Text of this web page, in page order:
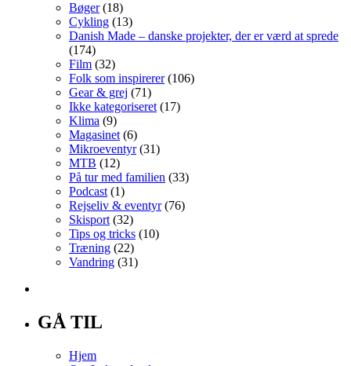
Bøger(18)
Cykling (13)
Danish Made – danske projekter, der er værd at sprede
(174)
Film (32)
Folk som inspirerer(106)
Gear & grej (71)
Ikke kategoriseret (17)
Klima (9)
Magasinet (6)
Mikroeventyr(31)
MTB (12)
På tur med familien (33)
Podcast (1)
Rejseliv & eventyr(76)
Skisport (32)
Tips og tricks (10)
Træning (22)
Vandring (31)
GÅ TIL
Hjem